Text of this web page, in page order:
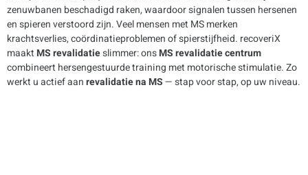
zenuwbanen beschadigd raken, waardoor signalen tussen hersenen
en spieren verstoord zijn. Veel mensen met MS merken
krachtsverlies, coördinatieproblemen of spierstijfheid. recoveriX
maakt MS revalidatieslimmer: onsMS revalidatie centrum
combineert hersengestuurde training met motorische stimulatie. Zo
werkt u actief aanrevalidatie na MS— stap voor stap, op uw niveau.